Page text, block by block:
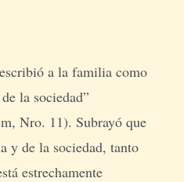
a la familia como
la sociedad”
Nro. 11). Subrayó que
y de la sociedad, tanto
estrechamente